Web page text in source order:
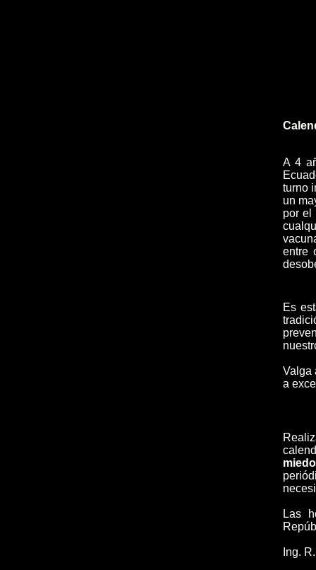
A 4
turno
un
por el
entre
miedo
Las
Ing.
Es
Valga
a